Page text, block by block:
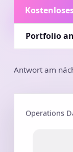
Portfolio
Antwort am
Operations